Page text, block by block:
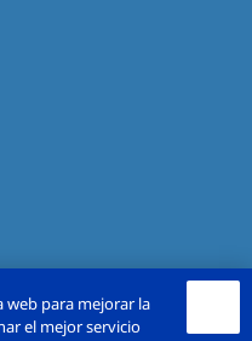
web para mejorar la
el mejor servicio